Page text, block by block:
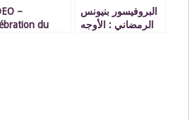
–
du
البروفيسور بنيونس
الرمضاني : الأوجه